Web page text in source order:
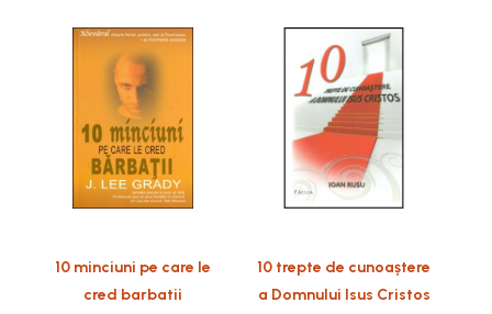
10 minciuni pe care le
cred barbatii
10 trepte de cunoaștere
a Domnului Isus Cristos